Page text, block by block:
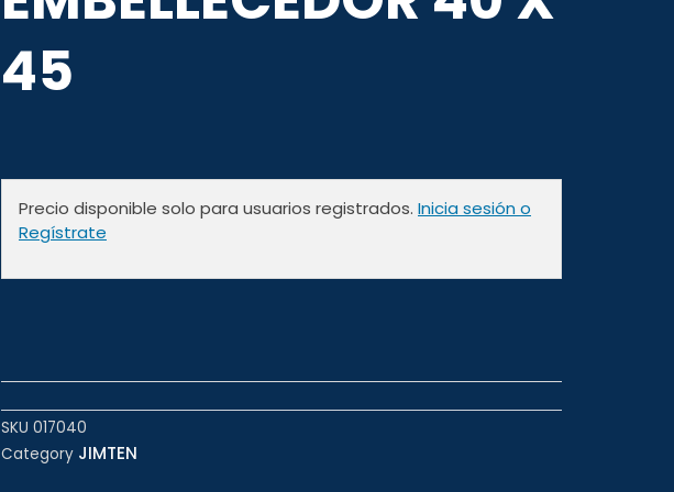
45
Precio disponible solo para usuarios registrados. Inicia sesión o
Regístrate
SKU 017040
Category JIMTEN